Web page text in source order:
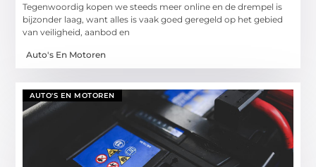
Tegenwoordig kopen we steeds meer online en de drempel is
bijzonder laag, want alles is vaak goed geregeld op het gebied
van veiligheid, aanbod en
Auto's En Motoren
AUTO'S EN MOTOREN